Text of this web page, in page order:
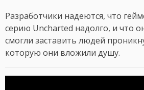
Разработчики надеются, что
серию Uncharted надолго, и что
смогли заставить людей
которую они вложили душу.